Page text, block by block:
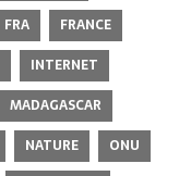
FRA
FRANCE
INTERNET
MADAGASCAR
NATURE
ONU